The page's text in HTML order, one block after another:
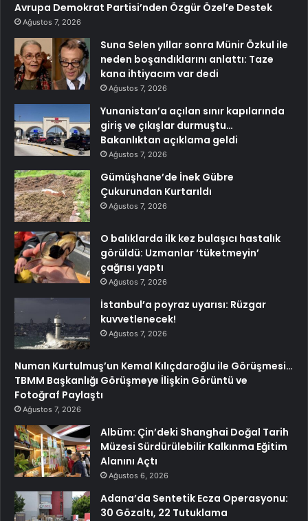
Avrupa Demokrat Partisi’nden Özgür Özel’e Destek
Ağustos 7, 2026
Suna Selen yıllar sonra Münir Özkul ile
neden boşandıklarını anlattı: Taze
kana ihtiyacım var dedi
Ağustos 7, 2026
Yunanistan’a açılan sınır kapılarında
giriş ve çıkışlar durmuştu…
Bakanlıktan açıklama geldi
Ağustos 7, 2026
Gümüşhane’de İnek Gübre
Çukurundan Kurtarıldı
Ağustos 7, 2026
O balıklarda ilk kez bulaşıcı hastalık
görüldü: Uzmanlar ‘tüketmeyin’
çağrısı yaptı
Ağustos 7, 2026
İstanbul’a poyraz uyarısı: Rüzgar
kuvvetlenecek!
Ağustos 7, 2026
Numan Kurtulmuş’un Kemal Kılıçdaroğlu ile Görüşmesi…
TBMM Başkanlığı Görüşmeye İlişkin Görüntü ve
Fotoğraf Paylaştı
Ağustos 7, 2026
Albüm: Çin’deki Shanghai Doğal Tarih
Müzesi Sürdürülebilir Kalkınma Eğitim
Alanını Açtı
Ağustos 6, 2026
Adana’da Sentetik Ecza Operasyonu:
30 Gözaltı, 22 Tutuklama